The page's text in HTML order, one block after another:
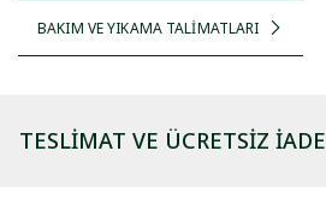
BAKIM VE YIKAMA TALİMATLARI
TESLIMAT VE ÜCRETSIZ İADE